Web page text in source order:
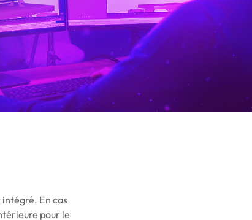
En cas
pour le